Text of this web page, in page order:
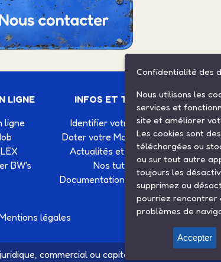
LIGNE
ligne
BW's
INFOS ET TUTOS
Identifier votre Solex
Dater votre Motobécane
Actualités et agenda
Nos tutos
Documentation technique
Mes
légales
commercial ou capitalistique avec la
Confidentialité des
Nous utilisons les
services et
site et améliorer
Les cookies sont
téléchargées ou
ou sur tout autre
toujours les
supprimez ou
pourriez rencontrer
problèmes de
Accepter